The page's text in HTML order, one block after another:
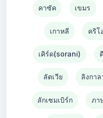
คาซัค เขมร
เกาหลี คริโ
เคิร์ด(sorani)
ลัตเวีย ลิงกาล
ลักเซมเบิร์ก ภา